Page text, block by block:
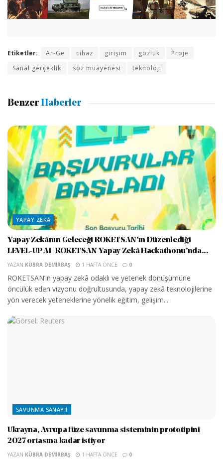
Etiketler: Ar-Ge cihaz girişim gözlük
Proje
Sanal gerçeklik
söz muayenesi teknoloji
Benzer Haberler
YAPAY ZEKA
Yapay Zekânın Geleceği ROKETSAN’ın Düzenlediği
LEVEL-UP AI | ROKETSAN Yapay Zekâ Hackathonu’nda...
YAZAN KÜBRA DEMIRBAŞ 1 HAFTA ÖNCE 0
ROKETSAN’ın yapay zekâ odaklı ve yetenek dönüşümüne
öncülük eden vizyonu doğrultusunda, yapay zekâ teknolojilerine
yön verecek yeteneklerine yönelik eğitim, gelişim...
SAVUNMA SANAYII
Ukrayna, Avrupa füze savunma sisteminin prototipini
2027 ortasına kadar istiyor
YAZAN KÜBRA DEMIRBAŞ 1 HAFTA ÖNCE 0